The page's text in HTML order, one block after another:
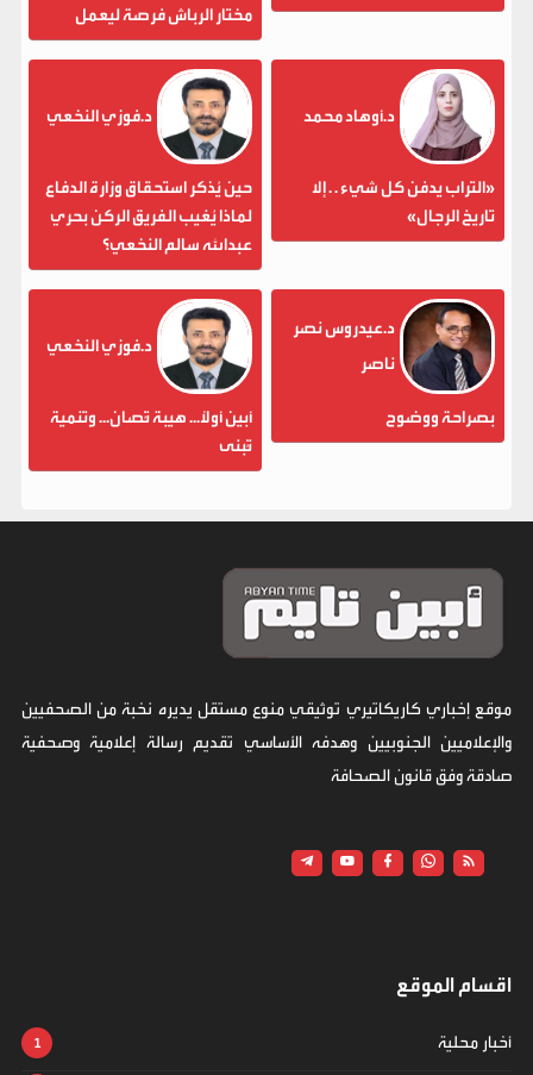
مختار الرباش فرصة ليعمل
د.أوهاد محمد
«التراب يدفن كل شيء . . إلا
تاريخ الرجال»
د.فوزي النخعي
حين يُذكر استحقاق وزارة الدفاع
لماذا يُغيب الفريق الركن بحري
عبدالله سالم النخعي؟
د.عيدروس نصر
ناصر
بصراحة ووضوح
د.فوزي النخعي
أبين أولاً... هيبة تُصان... وتنمية
تُبنى
موقع إخباري كاريكاتيري توثيقي منوع مستقل يديره نخبة من الصحفيين
والإعلاميين الجنوبيين وهدفه الأساسي تقديم رسالة إعلامية وصحفية
صادقة وفق قانون الصحافة
اقسام الموقع
أخبار محلية